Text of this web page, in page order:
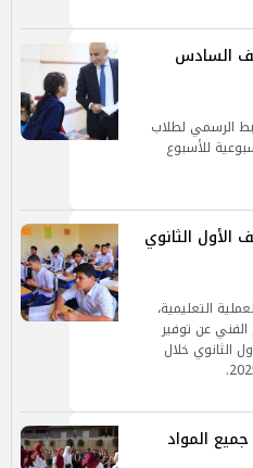
السادس
الرسمي لطلاب
للأسبوع
الأول الثانوي
التعليمية،
الفني عن توفير
الثانوي خلال
المواد